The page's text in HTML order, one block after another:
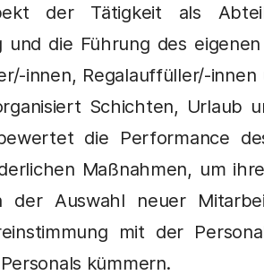
der Tätigkeit als
und die Führung des
innen, Regalauffüller/-
Schichten, Urlaub
die Performance
Maßnahmen, um
Auswahl neuer
mit der
kümmern.